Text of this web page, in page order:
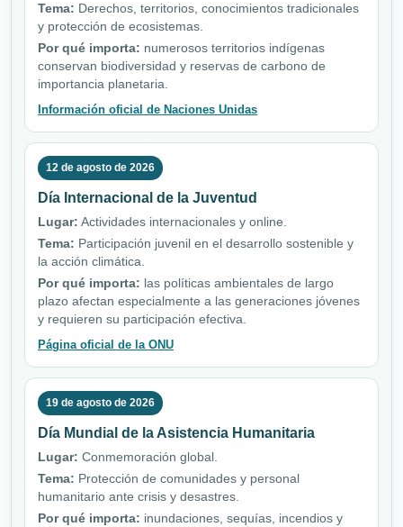
Tema: Derechos, territorios, conocimientos tradicionales
y protección de ecosistemas.
Por qué importa: numerosos territorios indígenas
conservan biodiversidad y reservas de carbono de
importancia planetaria.
Información oficial de Naciones Unidas
12 de agosto de 2026
Día Internacional de la Juventud
Lugar: Actividades internacionales y online.
Tema: Participación juvenil en el desarrollo sostenible y
la acción climática.
Por qué importa: las políticas ambientales de largo
plazo afectan especialmente a las generaciones jóvenes
y requieren su participación efectiva.
Página oficial de la ONU
19 de agosto de 2026
Día Mundial de la Asistencia Humanitaria
Lugar: Conmemoración global.
Tema: Protección de comunidades y personal
humanitario ante crisis y desastres.
Por qué importa: inundaciones, sequías, incendios y